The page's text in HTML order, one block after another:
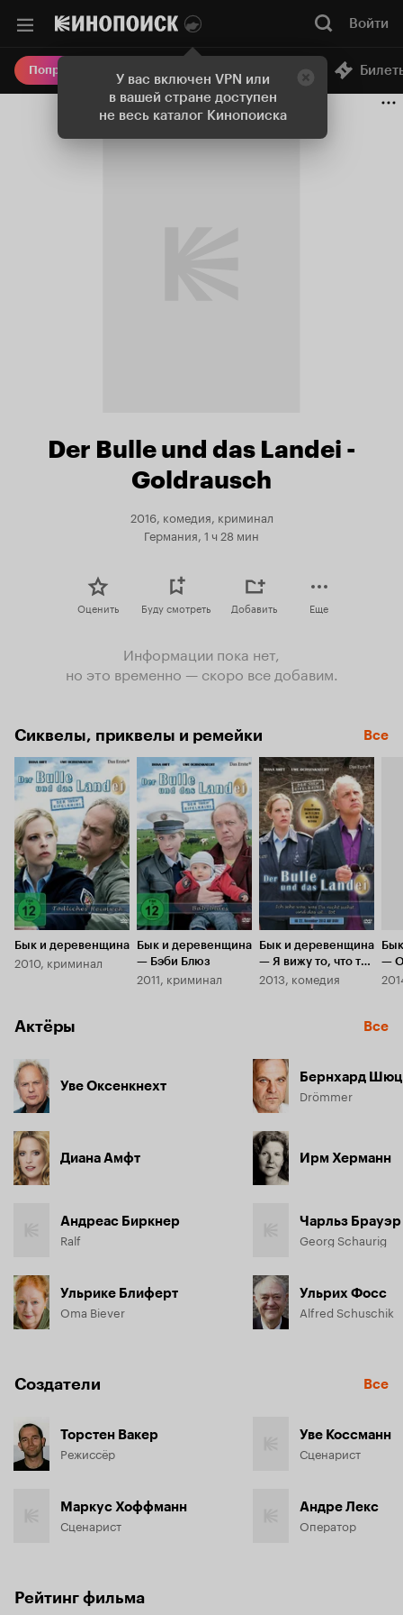
У вас включен VPN или
в вашей стране доступен
не весь каталог Кинопоиска
Войти
Попробовать Плюс Онлайн-кинотеатр
Der Bulle und das Landei -
Goldrausch
2016, комедия, криминал
Германия, 1 ч 28 мин
Оценить Буду смотреть Добавить Еще
Информации пока нет,
но это временно — скоро все добавим.
Сиквелы, приквелы и ремейки Все
Бык и деревенщина
2010, криминал
Бык и деревенщина
— Бэби Блюз
2011, криминал
Бык и деревенщина
— Я вижу то, что ты
не видишь, и это...
2013, комедия
—
Актёры Все
Уве Оксенкнехт
Диана Амфт
Андреас Биркнер
Ralf
Ульрике Блиферт
Oma Biever
Бернхард Шюц
Drömmer
Ирм Херманн
Чарльз Брауэр
Georg Schaurig
Ульрих Фосс
Alfred Schuschik
Создатели Все
Торстен Вакер
Режиссёр
Маркус Хоффманн
Сценарист
Уве Коссманн
Сценарист
Андре Лекс
Оператор
Рейтинг фильма